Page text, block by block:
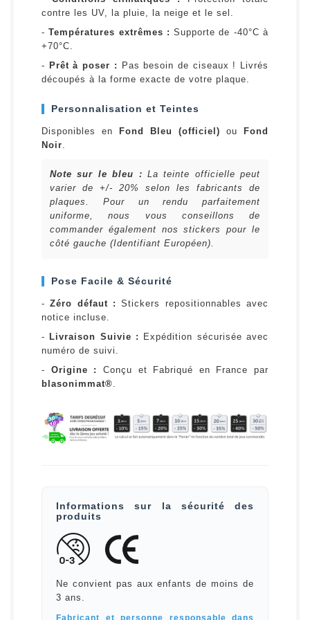
contre les UV, la pluie, la neige et le sel.
-Températures extrêmes : Supporte de -40°C à
+70°C.
- Prêt à poser :
Pas besoin de ciseaux ! Livrés
découpés à la forme exacte de votre plaque.
Personnalisation et Teintes
Disponibles en Fond Bleu (officiel) ou
Fond
Noir.
Note sur le bleu : La teinte officielle peut
varier de +/- 20% selon les fabricants de
plaques. Pour un rendu parfaitement
uniforme, nous vous conseillons de
commander également nos stickers pour le
côté gauche (Identifiant Européen).
Pose Facile & Sécurité
-Zéro défaut : Stickers repositionnables avec
notice incluse.
- Livraison Suivie :
Expédition sécurisée avec
numéro de suivi.
- Origine :
Conçu et Fabriqué en France par
blasonimmat®.
Informations sur la sécurité des
produits
Ne convient pas aux enfants de moins de
3 ans.
Fabricant et personne responsable dans